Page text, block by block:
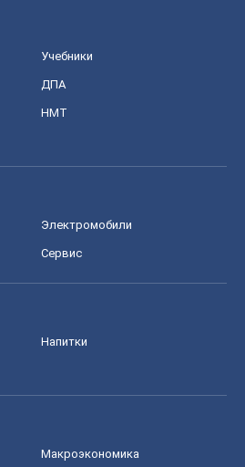
Учебники
ДПА
НМТ
Электромобили
Сервис
Напитки
Mакроэкономика